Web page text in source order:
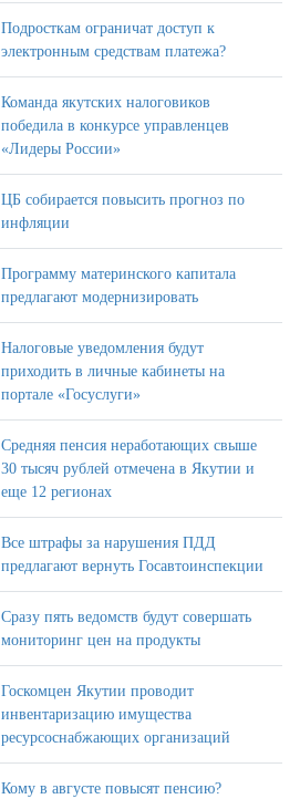
Подросткам ограничат доступ к
электронным средствам платежа?
Команда якутских налоговиков
победила в конкурсе управленцев
«Лидеры России»
ЦБ собирается повысить прогноз по
инфляции
Программу материнского капитала
предлагают модернизировать
Налоговые уведомления будут
приходить в личные кабинеты на
портале «Госуслуги»
Средняя пенсия неработающих свыше
30 тысяч рублей отмечена в Якутии и
еще 12 регионах
Все штрафы за нарушения ПДД
предлагают вернуть Госавтоинспекции
Сразу пять ведомств будут совершать
мониторинг цен на продукты
Госкомцен Якутии проводит
инвентаризацию имущества
ресурсоснабжающих организаций
Кому в августе повысят пенсию?